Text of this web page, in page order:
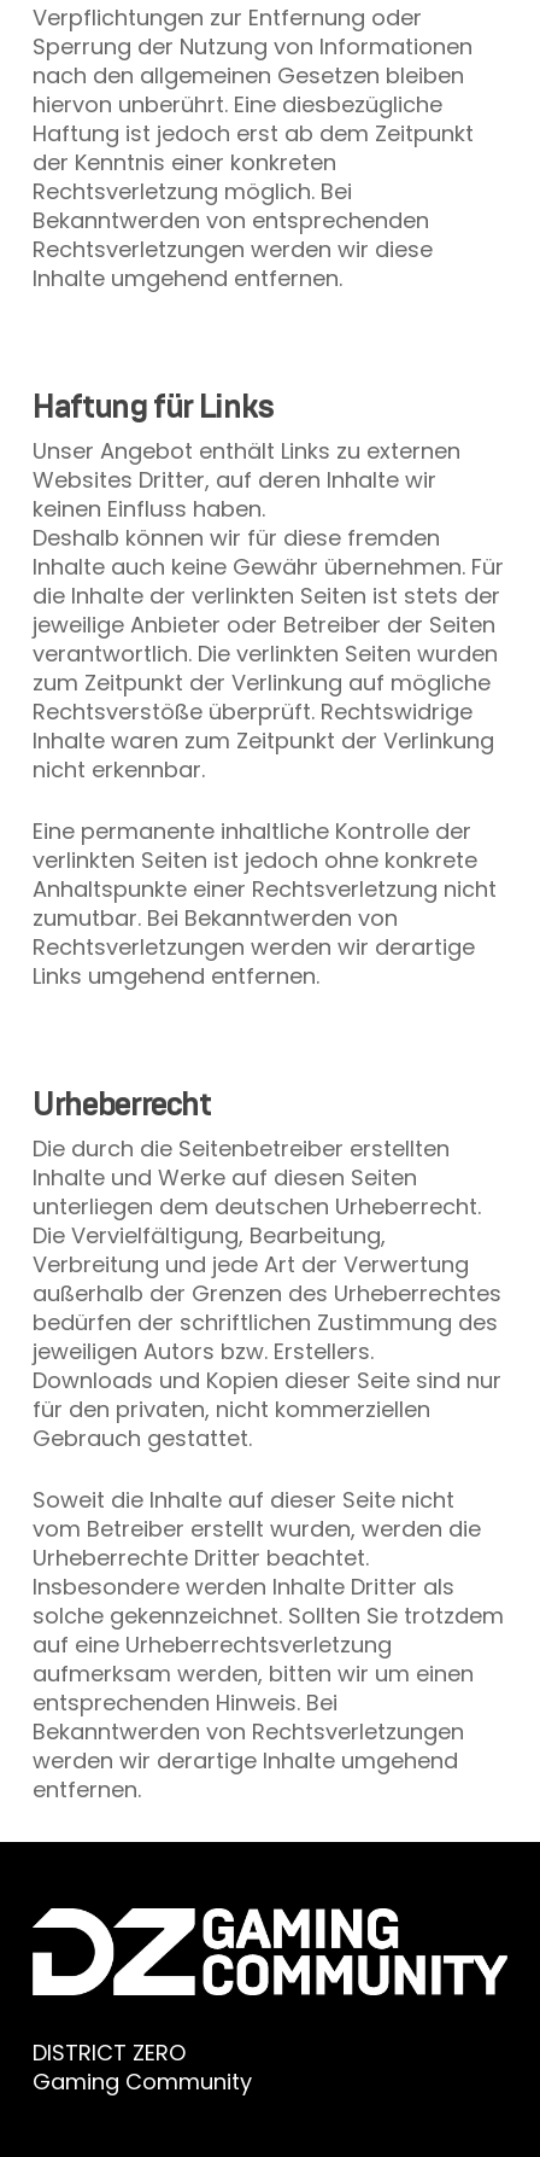
Verpflichtungen zur Entfernung oder
Sperrung der Nutzung von Informationen
nach den allgemeinen Gesetzen bleiben
hiervon unberührt. Eine diesbezügliche
Haftung ist jedoch erst ab dem Zeitpunkt
der Kenntnis einer konkreten
Rechtsverletzung möglich. Bei
Bekanntwerden von entsprechenden
Rechtsverletzungen werden wir diese
Inhalte umgehend entfernen.
Haftung für Links
Unser Angebot enthält Links zu externen
Websites Dritter, auf deren Inhalte wir
keinen Einfluss haben.
Deshalb können wir für diese fremden
Inhalte auch keine Gewähr übernehmen. Für
die Inhalte der verlinkten Seiten ist stets der
jeweilige Anbieter oder Betreiber der Seiten
verantwortlich. Die verlinkten Seiten wurden
zum Zeitpunkt der Verlinkung auf mögliche
Rechtsverstöße überprüft. Rechtswidrige
Inhalte waren zum Zeitpunkt der Verlinkung
nicht erkennbar.
Eine permanente inhaltliche Kontrolle der
verlinkten Seiten ist jedoch ohne konkrete
Anhaltspunkte einer Rechtsverletzung nicht
zumutbar. Bei Bekanntwerden von
Rechtsverletzungen werden wir derartige
Links umgehend entfernen.
Urheberrecht
Die durch die Seitenbetreiber erstellten
Inhalte und Werke auf diesen Seiten
unterliegen dem deutschen Urheberrecht.
Die Vervielfältigung, Bearbeitung,
Verbreitung und jede Art der Verwertung
außerhalb der Grenzen des Urheberrechtes
bedürfen der schriftlichen Zustimmung des
jeweiligen Autors bzw. Erstellers.
Downloads und Kopien dieser Seite sind nur
für den privaten, nicht kommerziellen
Gebrauch gestattet.
Soweit die Inhalte auf dieser Seite nicht
vom Betreiber erstellt wurden, werden die
Urheberrechte Dritter beachtet.
Insbesondere werden Inhalte Dritter als
solche gekennzeichnet. Sollten Sie trotzdem
auf eine Urheberrechtsverletzung
aufmerksam werden, bitten wir um einen
entsprechenden Hinweis. Bei
Bekanntwerden von Rechtsverletzungen
werden wir derartige Inhalte umgehend
entfernen.
DISTRICT ZERO
Gaming Community